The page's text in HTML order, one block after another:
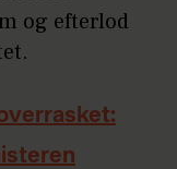
og efterlod